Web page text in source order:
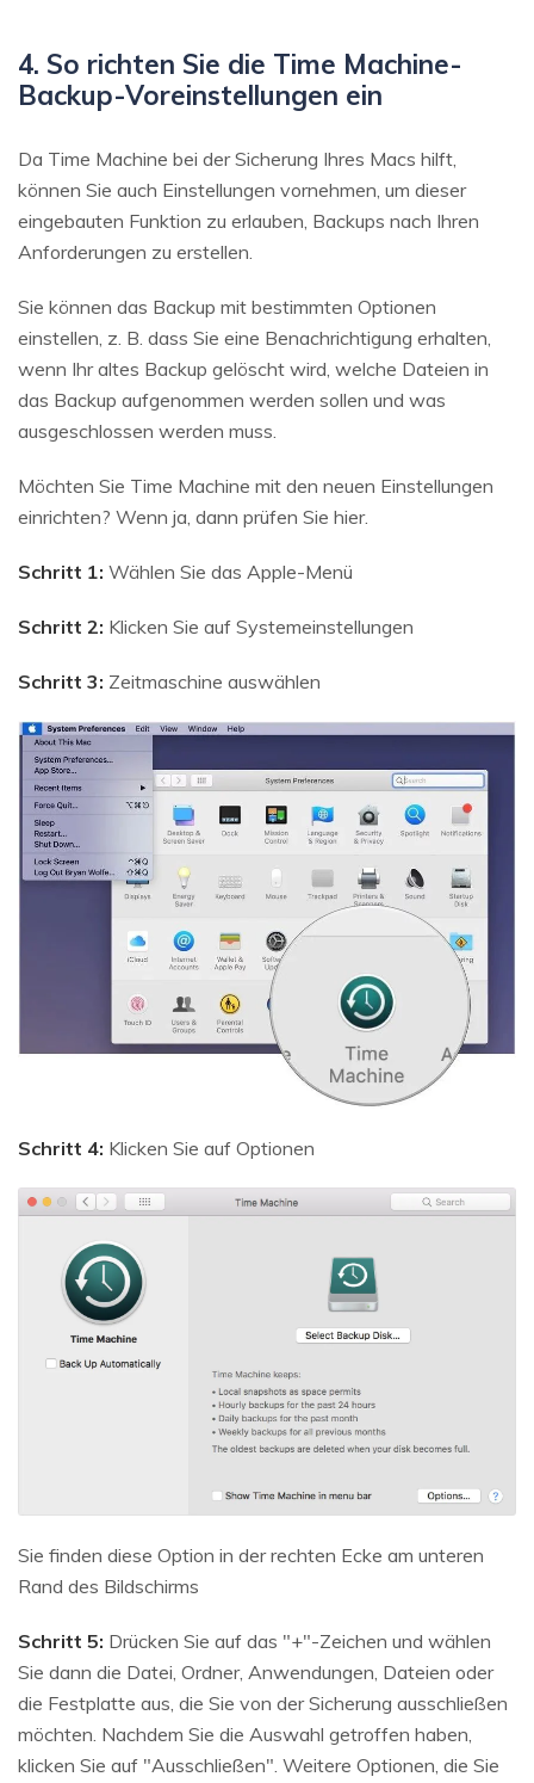
4. So richten Sie die Time Machine-
Backup-Voreinstellungen ein
Da Time Machine bei der Sicherung Ihres Macs hilft,
können Sie auch Einstellungen vornehmen, um dieser
eingebauten Funktion zu erlauben, Backups nach Ihren
Anforderungen zu erstellen.
Sie können das Backup mit bestimmten Optionen
einstellen, z. B. dass Sie eine Benachrichtigung erhalten,
wenn Ihr altes Backup gelöscht wird, welche Dateien in
das Backup aufgenommen werden sollen und was
ausgeschlossen werden muss.
Möchten Sie Time Machine mit den neuen Einstellungen
einrichten? Wenn ja, dann prüfen Sie hier.
Schritt 1: Wählen Sie das Apple-Menü
Schritt 2: Klicken Sie auf Systemeinstellungen
Schritt 3: Zeitmaschine auswählen
Schritt 4: Klicken Sie auf Optionen
Sie finden diese Option in der rechten Ecke am unteren
Rand des Bildschirms
Schritt 5: Drücken Sie auf das "+"-Zeichen und wählen
Sie dann die Datei, Ordner, Anwendungen, Dateien oder
die Festplatte aus, die Sie von der Sicherung ausschließen
möchten. Nachdem Sie die Auswahl getroffen haben,
klicken Sie auf "Ausschließen". Weitere Optionen, die Sie